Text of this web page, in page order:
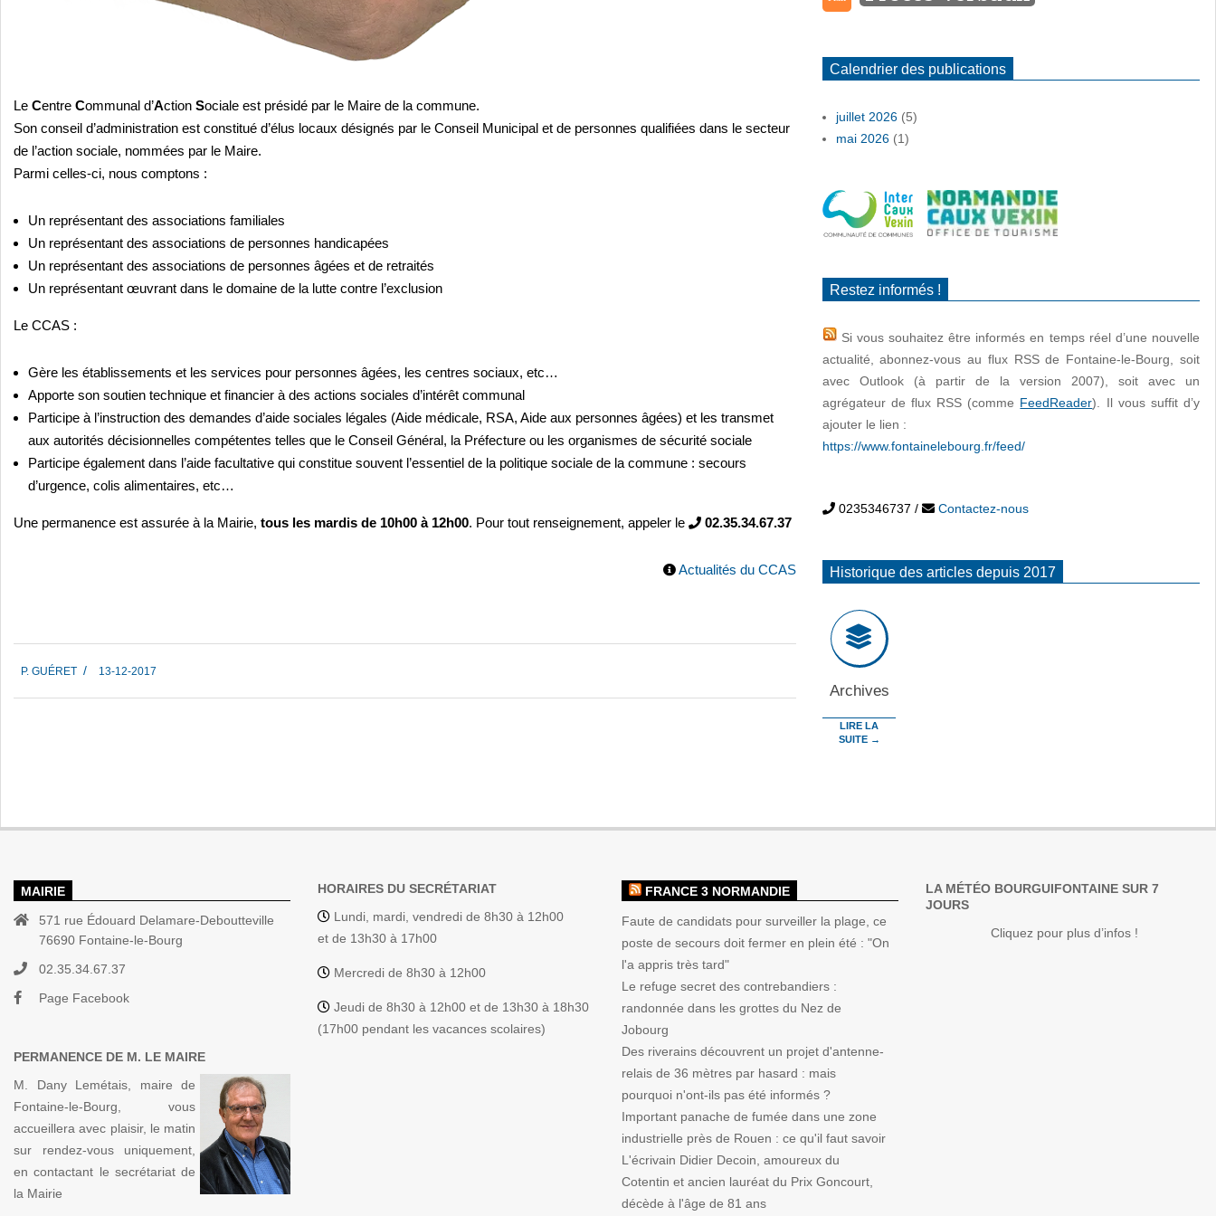
Le Centre Communal d’Action Sociale est présidé par le Maire de la commune.
Son conseil d’administration est constitué d’élus locaux désignés par le Conseil Municipal et de personnes qualifiées dans le secteur
de l’action sociale, nommées par le Maire.
Parmi celles-ci, nous comptons :
Un représentant des associations familiales
Un représentant des associations de personnes handicapées
Un représentant des associations de personnes âgées et de retraités
Un représentant œuvrant dans le domaine de la lutte contre l’exclusion
Le CCAS :
Gère les établissements et les services pour personnes âgées, les centres sociaux, etc…
Apporte son soutien technique et financier à des actions sociales d’intérêt communal
Participe à l’instruction des demandes d’aide sociales légales (Aide médicale, RSA, Aide aux personnes âgées) et les transmet
aux autorités décisionnelles compétentes telles que le Conseil Général, la Préfecture ou les organismes de sécurité sociale
Participe également dans l’aide facultative qui constitue souvent l’essentiel de la politique sociale de la commune : secours
d’urgence, colis alimentaires, etc…
Une permanence est assurée à la Mairie, tous les mardis de 10h00 à 12h00. Pour tout renseignement, appeler le 02.35.34.67.37
Actualités du CCAS
12-
13
P. GUÉRET 13-12-2017
Calendrier des publications
juillet 2026(5)
mai 2026(1)
Restez informés !
Si vous souhaitez être informés en temps réel d’une nouvelle
actualité, abonnez-vous au flux RSS de Fontaine-le-Bourg, soit
avec Outlook (à partir de la version 2007), soit avec un
agrégateur de flux RSS (comme FeedReader). Il vous suffit d’y
ajouter le lien :
https://www.fontainelebourg.fr/feed/
0235346737 / Contactez-nous
Historique des articles depuis 2017
Archives
LIRE LA
SUITE →
MAIRIE
571 rue Édouard Delamare-Deboutteville
76690 Fontaine-le-Bourg
02.35.34.67.37
Page Facebook
PERMANENCE DE M. LE MAIRE
M. Dany Lemétais, maire de
Fontaine-le-Bourg, vous
accueillera avec plaisir, le matin
sur rendez-vous uniquement,
en contactant le secrétariat de
la Mairie
HORAIRES DU SECRÉTARIAT
Lundi, mardi, vendredi de 8h30 à 12h00
et de 13h30 à 17h00
Mercredi de 8h30 à 12h00
Jeudi de 8h30 à 12h00 et de 13h30 à 18h30
(17h00 pendant les vacances scolaires)
FRANCE 3 NORMANDIE
Faute de candidats pour surveiller la plage, ce
poste de secours doit fermer en plein été : "On
l'a appris très tard"
Le refuge secret des contrebandiers :
randonnée dans les grottes du Nez de
Jobourg
Des riverains découvrent un projet d'antenne-
relais de 36 mètres par hasard : mais
pourquoi n'ont-ils pas été informés ?
Important panache de fumée dans une zone
industrielle près de Rouen : ce qu'il faut savoir
L'écrivain Didier Decoin, amoureux du
Cotentin et ancien lauréat du Prix Goncourt,
décède à l'âge de 81 ans
LA MÉTÉO BOURGUIFONTAINE SUR 7
JOURS
Cliquez pour plus d’infos !